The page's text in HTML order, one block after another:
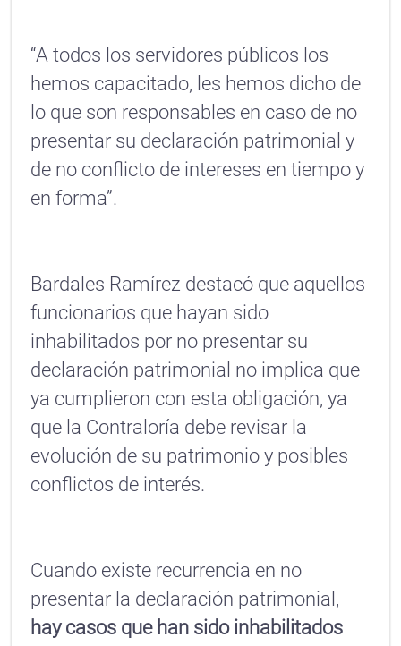
“A todos los servidores públicos los
hemos capacitado, les hemos dicho de
lo que son responsables en caso de no
presentar su declaración patrimonial y
de no conflicto de intereses en tiempo y
en forma”.
Bardales Ramírez destacó que aquellos
funcionarios que hayan sido
inhabilitados por no presentar su
declaración patrimonial no implica que
ya cumplieron con esta obligación, ya
que la Contraloría debe revisar la
evolución de su patrimonio y posibles
conflictos de interés.
Cuando existe recurrencia en no
presentar la declaración patrimonial,
hay casos que han sido inhabilitados